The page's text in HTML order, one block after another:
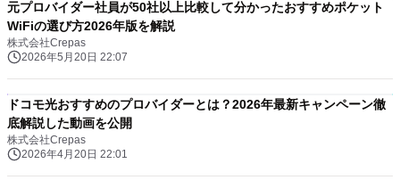
元プロバイダー社員が50社以上比較して分かったおすすめポケット
WiFiの選び方2026年版を解説
株式会社Crepas
2026年5月20日 22:07
ドコモ光おすすめのプロバイダーとは？2026年最新キャンペーン徹
底解説した動画を公開
株式会社Crepas
2026年4月20日 22:01